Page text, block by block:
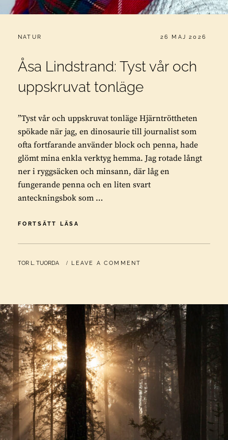
CATEGORIES:
NATUR PUBLICERAT
26 MAJ 2026
Åsa Lindstrand: Tyst vår och
uppskruvat tonläge
”Tyst vår och uppskruvat tonläge Hjärntröttheten
spökade när jag, en dinosaurie till journalist som
ofta fortfarande använder block och penna, hade
glömt mina enkla verktyg hemma. Jag rotade långt
ner i ryggsäcken och minsann, där låg en
fungerande penna och en liten svart
anteckningsbok som …
FORTSÄTT LÄSA
TYST
OCH
BY
TOR L. TUORDA LEAVE A COMMENT